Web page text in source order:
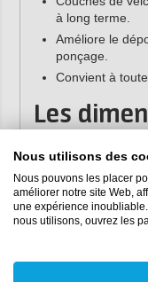
à long terme.
Améliore le
ponçage.
Convient à
Les
Les protège-
tailles :
Protège-
Dimensions
Nous utilisons des
Nous pouvons les placer
améliorer notre site Web,
une expérience
nous utilisons, ouvrez les